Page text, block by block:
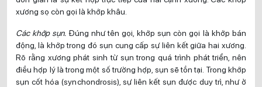
xương sọ còn gọi là khớp khâu.
Các khớp sụn. Đúng như tên gọi, khớp sụn còn gọi là khớp bán
động, là khớp trong đó sụn cung cấp sự liên kết giữa hai xương.
Rõ rằng xương phát sinh từ sụn trong quá trình phát triển, nên
điều hợp lý là trong một số trường hợp, sụn sẽ tồn tại. Trong khớp
sụn cốt hóa (synchondrosis), sự liên kết sụn được duy trì, như ở